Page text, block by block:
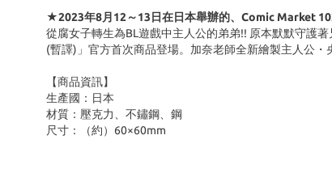
★2023年8月12～13日在日本舉辦的、Comic Market
從腐女子轉生為BL遊戲中主人公的弟弟!! 原本默默守護
(暫譯)」官方首次商品登場。加奈老師全新繪製主人公
【商品資訊】
生產國：日本
材質 ：壓克力、不鏽鋼、鋼
尺寸 ：（約）60×60mm